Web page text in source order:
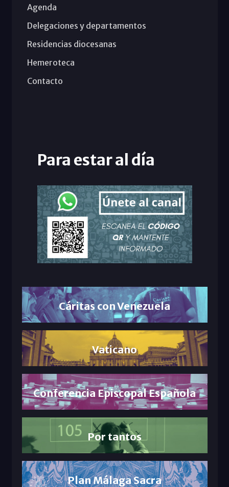
Agenda
Delegaciones y departamentos
Residencias diocesanas
Hemeroteca
Contacto
Para estar al día
Cáritas con Venezuela
Vaticano
Conferencia Episcopal Española
Por tantos
Plan Málaga Sacra